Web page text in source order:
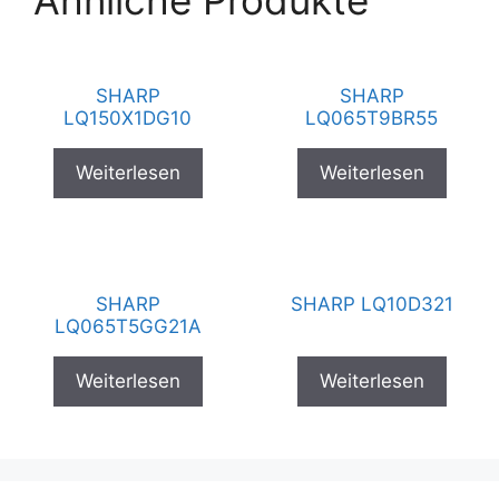
SHARP
LQ150X1DG10
Weiterlesen
SHARP
LQ065T9BR55
Weiterlesen
SHARP
LQ065T5GG21A
Weiterlesen
SHARP LQ10D321
Weiterlesen